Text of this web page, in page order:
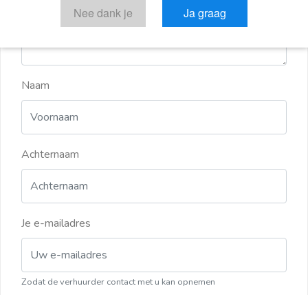
Naam
Achternaam
Je e-mailadres
Zodat de verhuurder contact met u kan opnemen
Nee dank je Ja graag